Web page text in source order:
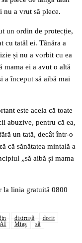
nu a vrut să plece.
un ordin de protecție,
cu tatăl ei. Tânăra a
și nu a vorbit cu ea
mama ei a avut o altă
a început să aibă mai
este acela că toate
abuzive, pentru că ea,
un tată, decât într-o
că sănătatea mintală a
„să aibă și mama
la linia gratuită 0800
distrusă
dorit
Miaș
să